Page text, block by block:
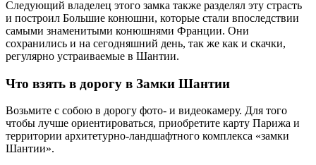
Следующий владелец этого замка также разделял эту страсть
и построил Большие конюшни, которые стали впоследствии
самыми знаменитыми конюшнями Франции. Они
сохранились и на сегодняшний день, так же как и скачки,
регулярно устраиваемые в Шантии.
Что взять в дорогу в Замки Шантии
Возьмите с собою в дорогу фото- и видеокамеру. Для того
чтобы лучше ориентироваться, приобретите карту Парижа и
территории архитетурно-ландшафтного комплекса «замки
Шантии».